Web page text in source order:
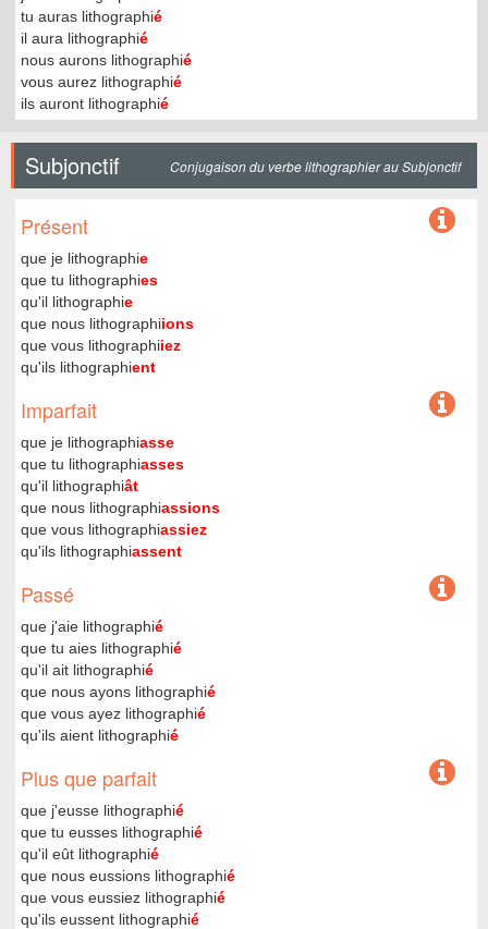
tu auras lithographié
il aura lithographié
nous aurons lithographié
vous aurez lithographié
ils auront lithographié
Subjonctif Conjugaison du verbe lithographier au Subjonctif
Présent
que je lithographie
que tu lithographies
qu'il lithographie
que nous lithographiions
que vous lithographiiez
qu'ils lithographient
Imparfait
que je lithographiasse
que tu lithographiasses
qu'il lithographiât
que nous lithographiassions
que vous lithographiassiez
qu'ils lithographiassent
Passé
que j'aie lithographié
que tu aies lithographié
qu'il ait lithographié
que nous ayons lithographié
que vous ayez lithographié
qu'ils aient lithographié
Plus que parfait
que j'eusse lithographié
que tu eusses lithographié
qu'il eût lithographié
que nous eussions lithographié
que vous eussiez lithographié
qu'ils eussent lithographié